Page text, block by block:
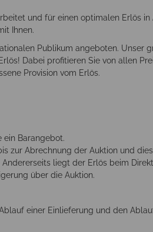
und für einen optimalen Erlös in
Ihnen.
Publikum angeboten. Unser
Dabei profitieren Sie von allen
Provision vom Erlös.
ein Barangebot.
zur Abrechnung der Auktion und
liegt der Erlös beim
über die Auktion.
einer Einlieferung und den